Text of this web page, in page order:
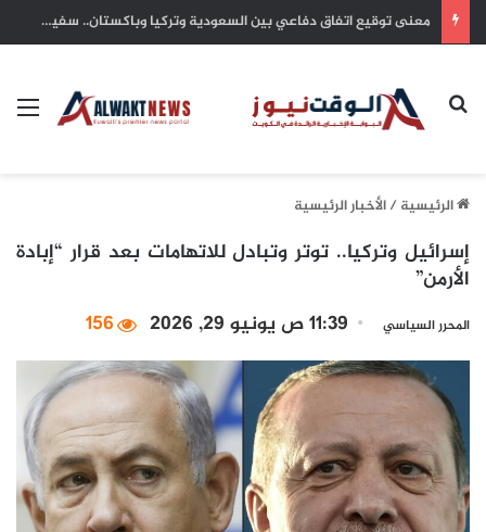
يد العطاء الكويتية.. شريان أمل يتدفق في شرايين غزة واليمن والسودان وتشاد
بحث عن
الرئيسية/الأخبار الرئيسية
إسرائيل وتركيا.. توتر وتبادل للاتهامات بعد قرار “إبادة
الأرمن”
المحرر السياسي 11:39 ص يونيو 29, 2026 156